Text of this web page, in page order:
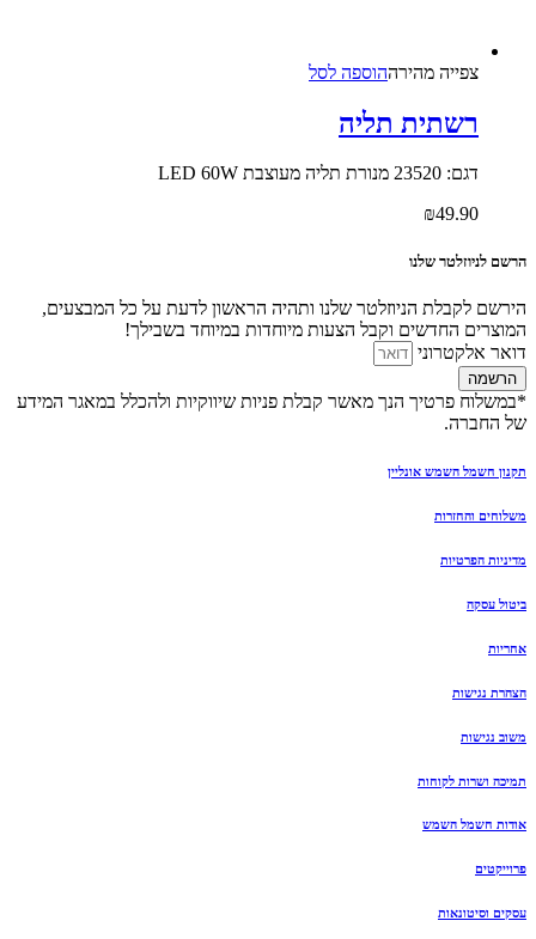
צפייה‬ ‫מהירה‬הוספה לסל
רשתית תליה
דגם: 23520 מנורת תליה מעוצבת LED 60W
₪49.90
הרשם לניוזלטר שלנו
הירשם לקבלת הניוזלטר שלנו ותהיה הראשון לדעת על כל המבצעים,
המוצרים החדשים וקבל הצעות מיוחדות במיוחד בשבילך!
דואר אלקטרוני
הרשמה
*במשלוח פרטיך הנך מאשר קבלת פניות שיווקיות ולהכלל במאגר המידע
של החברה.
תקנון חשמל השמש אונליין
משלוחים והחזרות
מדיניות הפרטיות
ביטול עסקה
אחריות
הצהרת נגישות
משוב נגישות
תמיכה ושרות לקוחות
אודות חשמל השמש
פרוייקטים
עסקים וסיטונאות